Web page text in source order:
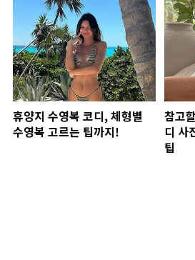
휴양지 수영복 코디, 체형별
수영복 고르는 팁까지!
참고
디 사
팁